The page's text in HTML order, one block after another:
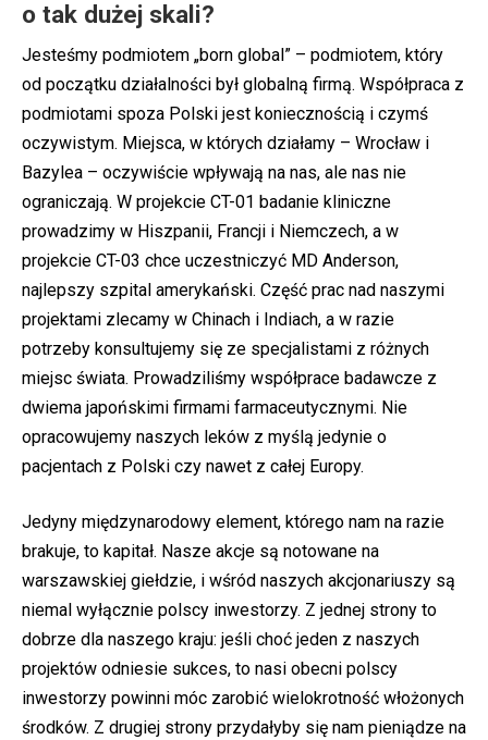
o tak dużej skali?
Jesteśmy podmiotem „born global” – podmiotem, który
od początku działalności był globalną firmą. Współpraca z
podmiotami spoza Polski jest koniecznością i czymś
oczywistym. Miejsca, w których działamy – Wrocław i
Bazylea – oczywiście wpływają na nas, ale nas nie
ograniczają. W projekcie CT-01 badanie kliniczne
prowadzimy w Hiszpanii, Francji i Niemczech, a w
projekcie CT-03 chce uczestniczyć MD Anderson,
najlepszy szpital amerykański. Część prac nad naszymi
projektami zlecamy w Chinach i Indiach, a w razie
potrzeby konsultujemy się ze specjalistami z różnych
miejsc świata. Prowadziliśmy współprace badawcze z
dwiema japońskimi firmami farmaceutycznymi. Nie
opracowujemy naszych leków z myślą jedynie o
pacjentach z Polski czy nawet z całej Europy.
Jedyny międzynarodowy element, którego nam na razie
brakuje, to kapitał. Nasze akcje są notowane na
warszawskiej giełdzie, i wśród naszych akcjonariuszy są
niemal wyłącznie polscy inwestorzy. Z jednej strony to
dobrze dla naszego kraju: jeśli choć jeden z naszych
projektów odniesie sukces, to nasi obecni polscy
inwestorzy powinni móc zarobić wielokrotność włożonych
środków. Z drugiej strony przydałyby się nam pieniądze na